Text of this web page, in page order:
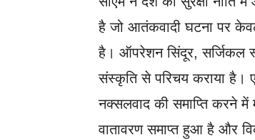
है जो आतंकवादी घटना पर
है। ऑपरेशन सिंदूर, सर्जिकल
संस्कृति से परिचय कराया
नक्सलवाद की समाप्ति करने में
वातावरण समाप्त हुआ है और